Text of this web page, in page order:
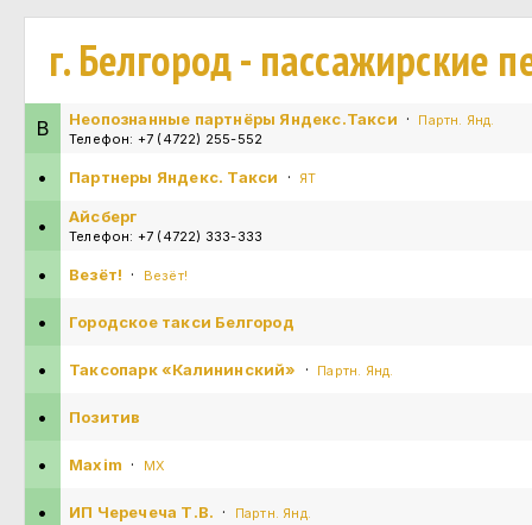
г. Белгород - пассажирские
В Неопознанные партнёры Яндекс.Такси ·
Партн. Янд.
Телефон: +7 (4722) 255-552
• Партнеры Яндекс. Такси · ЯТ
• Айсберг
Телефон: +7 (4722) 333-333
• Везёт! · Везёт!
• Городское такси Белгород
• Таксопарк «Калининский» · Партн. Янд.
• Позитив
• Maxim · MX
• ИП Черечеча Т.В. · Партн. Янд.